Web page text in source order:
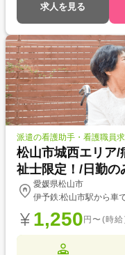
求人を見る
派遣の看護助手・看護職員
松山市城西エリア/
祉士限定！/日勤の
愛媛県松山市
伊予鉄:松山市駅から車
1,250 円〜(時